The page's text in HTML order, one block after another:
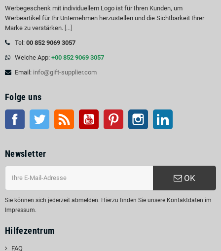
Werbegeschenk mit individuellem Logo ist für Ihren Kunden, um
Werbeartikel für Ihr Unternehmen herzustellen und die Sichtbarkeit Ihrer
Marke zu verstärken. [...]
Tel: 00 852 9069 3057
Welche App: +00 852 9069 3057
Email: info@gift-supplier.com
Folge uns
Facebook Twitter RSS Youtube Pinterest Instagram
Newsletter
OK
Sie können sich jederzeit abmelden. Hierzu finden Sie unsere Kontaktdaten im
Impressum.
Hilfezentrum
FAQ